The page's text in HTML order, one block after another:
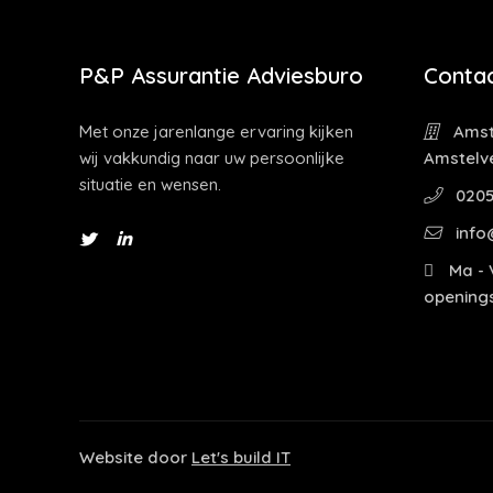
P&P Assurantie Adviesburo
Met onze jarenlange ervaring kijken
wij vakkundig naar uw persoonlijke
situatie en wensen.
Ma -
Website door Let's build IT